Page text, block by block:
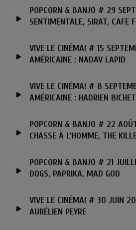
POPCORN & BANJO # 29
SENTIMENTALE, SIRAT, CAFE
VIVE LE CINÉMA! # 15
AMÉRICAINE : NADAV LAPID
VIVE LE CINÉMA! # 8
AMÉRICAINE : HADRIEN BICHET
POPCORN & BANJO # 22
CHASSE À L'HOMME, THE
POPCORN & BANJO # 21
DOGS, PAPRIKA, MAD GOD
VIVE LE CINÉMA! # 30 JUIN
AURÉLIEN PEYRE